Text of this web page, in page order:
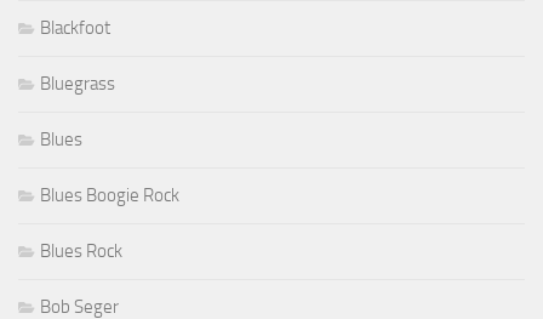
Blackfoot
Bluegrass
Blues
Blues Boogie Rock
Blues Rock
Bob Seger